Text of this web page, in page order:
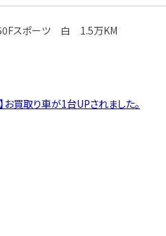
スポーツ 白 1.5万KM
お買取り車が1台UPされました。